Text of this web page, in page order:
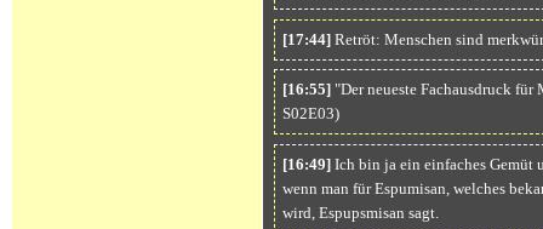
[17:44]Retröt: Menschen sind
[16:55]"Der neueste Fachausdruck für
S02E03)
[16:49]Ich bin ja ein einfaches Gemüt
wenn man für Espumisan, welches
wird, Espupsmisan sagt.